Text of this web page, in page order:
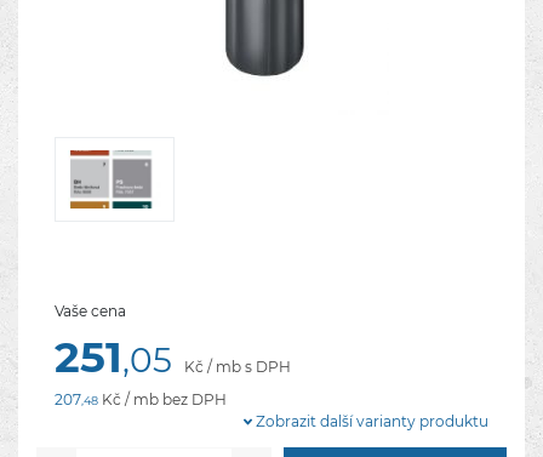
Vaše cena
251,05
Kč / mb s DPH
207,48 Kč / mb bez DPH
Zobrazit další varianty produktu